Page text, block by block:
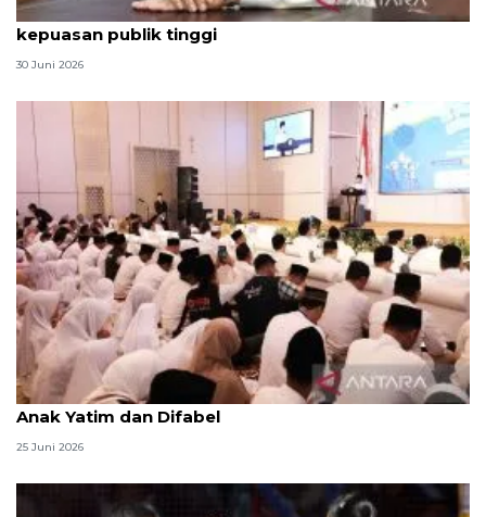
Qodari: Pemerintah tak puas diri meski tingkat
kepuasan publik tinggi
30 Juni 2026
Menag jadikan setiap 10 Muharam sebagai Lebaran
Anak Yatim dan Difabel
25 Juni 2026